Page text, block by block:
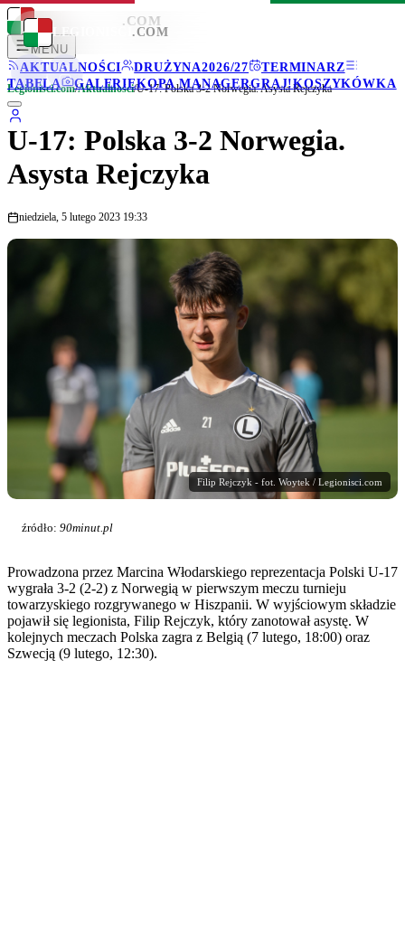
LEGIONISCI .COM
MENU
AKTUALNOŚCI
DRUŻYNA2026/27
TERMINARZ
TABELA
GALERIEKOPA MANAGERGRAJ!KOSZYKÓWKA
LEGIONISCI .COM
Legionisci.com/Aktualności/U-17: Polska 3-2 Norwegia. Asysta Rejczyka
U-17: Polska 3-2 Norwegia.
Asysta Rejczyka
niedziela, 5 lutego 2023 19:33
Filip Rejczyk - fot. Woytek / Legionisci.com
źródło: 90minut.pl
Prowadzona przez Marcina Włodarskiego reprezentacja Polski U-17
wygrała 3-2 (2-2) z Norwegią w pierwszym meczu turnieju
towarzyskiego rozgrywanego w Hiszpanii. W wyjściowym składzie
pojawił się legionista, Filip Rejczyk, który zanotował asystę. W
kolejnych meczach Polska zagra z Belgią (7 lutego, 18:00) oraz
Szwecją (9 lutego, 12:30).